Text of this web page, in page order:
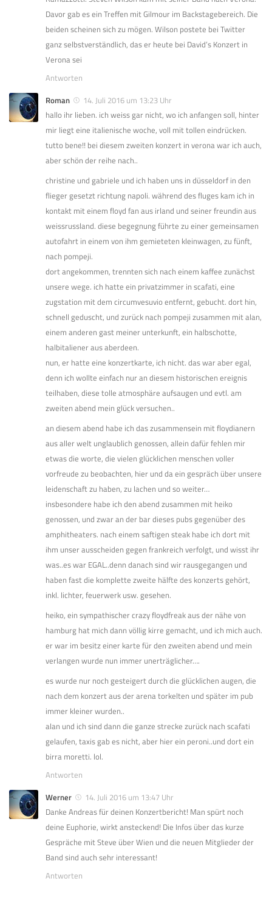
Davor gab es ein Treffen mit Gilmour im Backstagebereich. Die
beiden scheinen sich zu mögen. Wilson postete bei Twitter
ganz selbstverständlich, das er heute bei David’s Konzert in
Verona sei
Antworten
Roman
14. Juli 2016 um 13:23 Uhr
hallo ihr lieben. ich weiss gar nicht, wo ich anfangen soll, hinter
mir liegt eine italienische woche, voll mit tollen eindrücken.
tutto bene!! bei diesem zweiten konzert in verona war ich auch,
aber schön der reihe nach..
christine und gabriele und ich haben uns in düsseldorf in den
flieger gesetzt richtung napoli. während des fluges kam ich in
kontakt mit einem floyd fan aus irland und seiner freundin aus
weissrussland. diese begegnung führte zu einer gemeinsamen
autofahrt in einem von ihm gemieteten kleinwagen, zu fünft,
nach pompeji.
dort angekommen, trennten sich nach einem kaffee zunächst
unsere wege. ich hatte ein privatzimmer in scafati, eine
zugstation mit dem circumvesuvio entfernt, gebucht. dort hin,
schnell geduscht, und zurück nach pompeji zusammen mit alan,
einem anderen gast meiner unterkunft, ein halbschotte,
halbitaliener aus aberdeen.
nun, er hatte eine konzertkarte, ich nicht. das war aber egal,
denn ich wollte einfach nur an diesem historischen ereignis
teilhaben, diese tolle atmosphäre aufsaugen und evtl. am
zweiten abend mein glück versuchen..
an diesem abend habe ich das zusammensein mit floydianern
aus aller welt unglaublich genossen, allein dafür fehlen mir
etwas die worte, die vielen glücklichen menschen voller
vorfreude zu beobachten, hier und da ein gespräch über unsere
leidenschaft zu haben, zu lachen und so weiter…
insbesondere habe ich den abend zusammen mit heiko
genossen, und zwar an der bar dieses pubs gegenüber des
amphitheaters. nach einem saftigen steak habe ich dort mit
ihm unser ausscheiden gegen frankreich verfolgt, und wisst ihr
was..es war EGAL..denn danach sind wir rausgegangen und
haben fast die komplette zweite hälfte des konzerts gehört,
inkl. lichter, feuerwerk usw. gesehen.
heiko, ein sympathischer crazy floydfreak aus der nähe von
hamburg hat mich dann völlig kirre gemacht, und ich mich auch.
er war im besitz einer karte für den zweiten abend und mein
verlangen wurde nun immer unerträglicher….
es wurde nur noch gesteigert durch die glücklichen augen, die
nach dem konzert aus der arena torkelten und später im pub
immer kleiner wurden..
alan und ich sind dann die ganze strecke zurück nach scafati
gelaufen, taxis gab es nicht, aber hier ein peroni..und dort ein
birra moretti. lol.
Antworten
Werner
14. Juli 2016 um 13:47 Uhr
Danke Andreas für deinen Konzertbericht! Man spürt noch
deine Euphorie, wirkt ansteckend! Die Infos über das kurze
Gespräche mit Steve über Wien und die neuen Mitglieder der
Band sind auch sehr interessant!
Antworten